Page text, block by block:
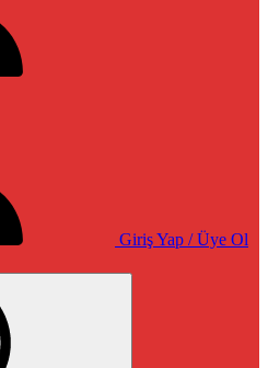
Giriş Yap / Üye Ol